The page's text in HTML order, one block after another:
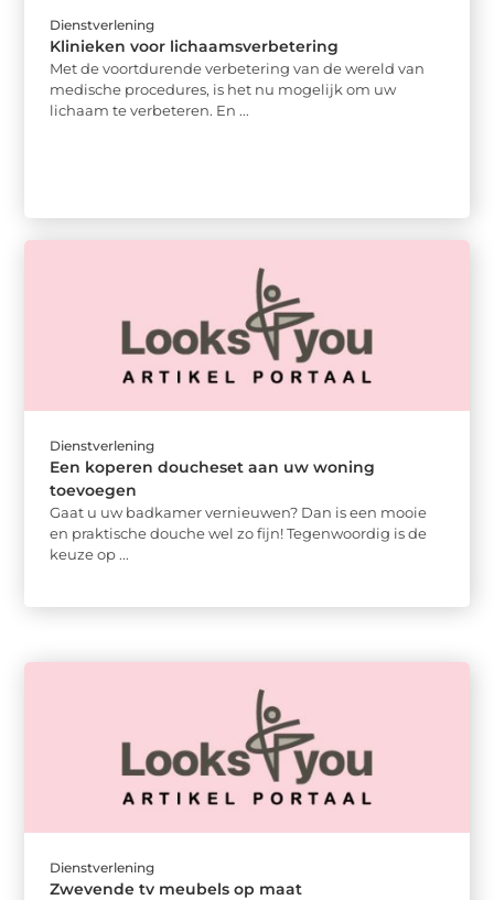
Dienstverlening
Klinieken voor lichaamsverbetering
Met de voortdurende verbetering van de wereld van
medische procedures, is het nu mogelijk om uw
lichaam te verbeteren. En ...
Dienstverlening
Een koperen doucheset aan uw woning
toevoegen
Gaat u uw badkamer vernieuwen? Dan is een mooie
en praktische douche wel zo fijn! Tegenwoordig is de
keuze op ...
Dienstverlening
Zwevende tv meubels op maat